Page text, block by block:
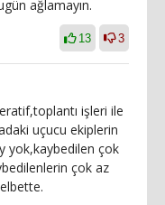
ağlamayın.
13 3
işleri ile
uçucu ekiplerin
yok,kaybedilen çok
çok az